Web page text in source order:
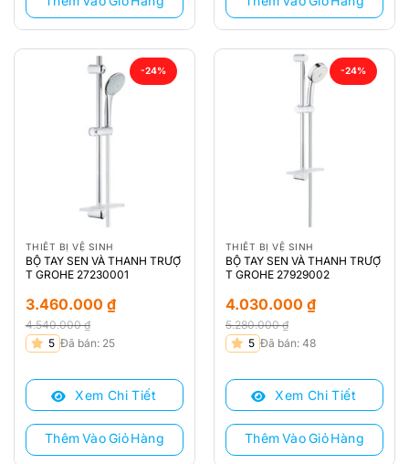
-24%
THIẾT BỊ VỆ SINH
BỘ TAY SEN VÀ THANH TRƯỢ
T GROHE 27230001
4.540.000₫
Giá
là:
4.540.000 ₫.
3.460.000 ₫
Giá
tại
3.460.000 ₫.
5 Đã bán: 25
Xem Chi Tiết
Thêm Vào Giỏ Hàng
-24%
THIẾT BỊ VỆ SINH
BỘ TAY SEN VÀ THANH TRƯỢ
T GROHE 27929002
5.280.000₫
Giá
là:
5.280.000 ₫.
4.030.000 ₫
Giá
tại
4.030.000 ₫.
5 Đã bán: 48
Xem Chi Tiết
Thêm Vào Giỏ Hàng